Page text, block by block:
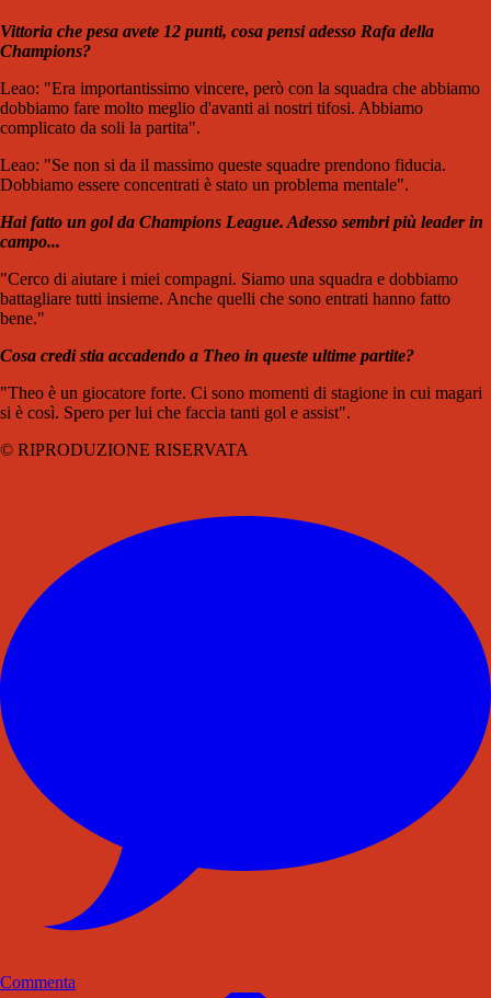
Vittoria che pesa avete 12 punti, cosa pensi adesso Rafa della
Champions?
Leao: "Era importantissimo vincere, però con la squadra che abbiamo
dobbiamo fare molto meglio d'avanti ai nostri tifosi. Abbiamo
complicato da soli la partita".
Leao: "Se non si da il massimo queste squadre prendono fiducia.
Dobbiamo essere concentrati è stato un problema mentale".
Hai fatto un gol da Champions League. Adesso sembri più leader in
campo...
"Cerco di aiutare i miei compagni. Siamo una squadra e dobbiamo
battagliare tutti insieme. Anche quelli che sono entrati hanno fatto
bene."
Cosa credi stia accadendo a Theo in queste ultime partite?
"Theo è un giocatore forte. Ci sono momenti di stagione in cui magari
si è così. Spero per lui che faccia tanti gol e assist".
© RIPRODUZIONE RISERVATA
Commenta